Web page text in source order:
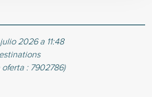
2026 a 11:48
oferta :7902786)